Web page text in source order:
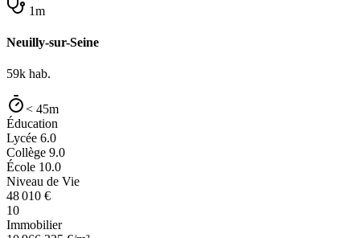
1m
Neuilly-sur-Seine
59k hab.
< 45m
Éducation
Lycée 6.0
Collège 9.0
École 10.0
Niveau de Vie
48 010 €
10
Immobilier